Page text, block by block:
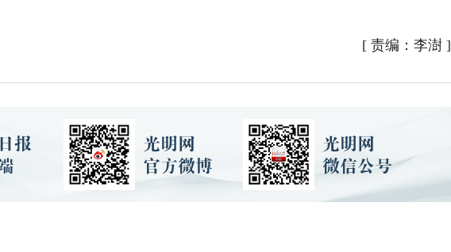
[ 责编：李澍]